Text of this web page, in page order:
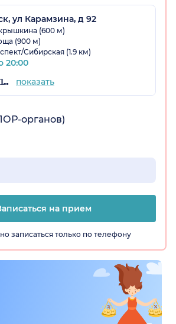
ул Карамзина, д 92
(600 м)
(900 м)
Сибирская (1.9 км)
20:00
+7 (383) 377-71-34 показать
органов)
на прием
записаться только по телефону